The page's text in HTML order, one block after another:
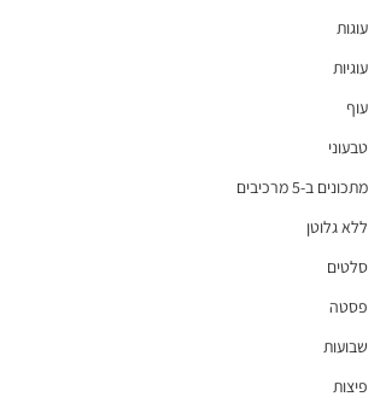
עוגות
עוגיות
עוף
טבעוני
מתכונים ב-5 מרכיבים
ללא גלוטן
סלטים
פסטה
שבועות
פיצות